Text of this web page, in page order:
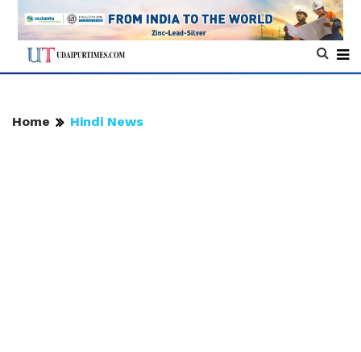
Home Hindi News